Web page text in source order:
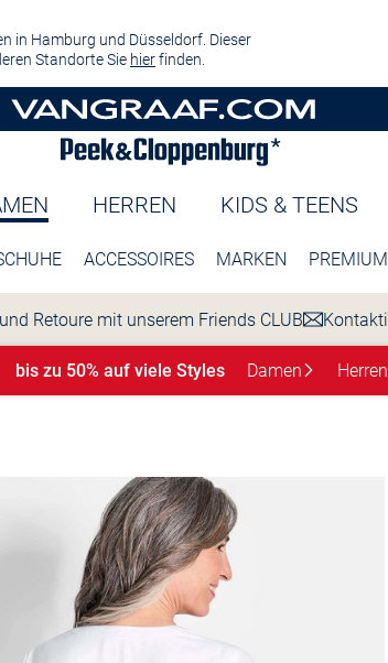
in Hamburg und Düsseldorf. Dieser
Standorte Sie hierfinden.
HERREN KIDS & TEENS
ACCESSOIRES MARKEN PREMIUM
Retoure mit unserem Friends CLUB
bis zu 50% auf viele Styles Damen Herren